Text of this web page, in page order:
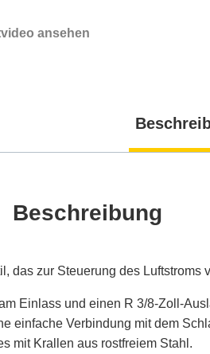
ansehen
Beschreibung
das zur Steuerung des Luftstroms
Einlass und einen R 3/8-Zoll-
einfache Verbindung mit dem
mit Krallen aus rostfreiem Stahl.